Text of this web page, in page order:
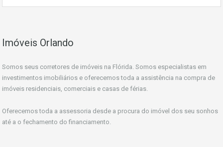
Imóveis Orlando
Somos seus corretores de imóveis na Flórida. Somos especialistas em
investimentos imobiliários e oferecemos toda a assistência na compra de
imóveis residenciais, comerciais e casas de férias.
Oferecemos toda a assessoria desde a procura do imóvel dos seu sonhos
até a o fechamento do financiamento.